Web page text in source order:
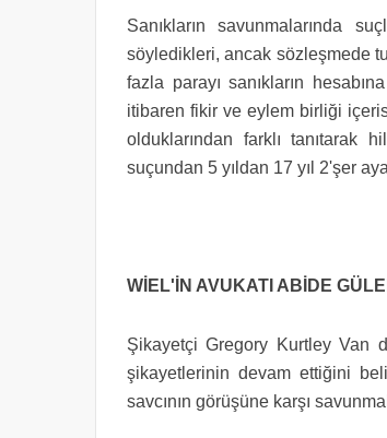
Sanıkların savunmalarında
söyledikleri, ancak sözleşmede
fazla parayı sanıkların
itibaren fikir ve eylem birliği
olduklarından farklı tanıtarak
suçundan 5 yıldan 17 yıl 2'şer
WİEL'İN AVUKATI ABİDE
Şikayetçi Gregory Kurtley Van
şikayetlerinin devam ettiğini
savcının görüşüne karşı